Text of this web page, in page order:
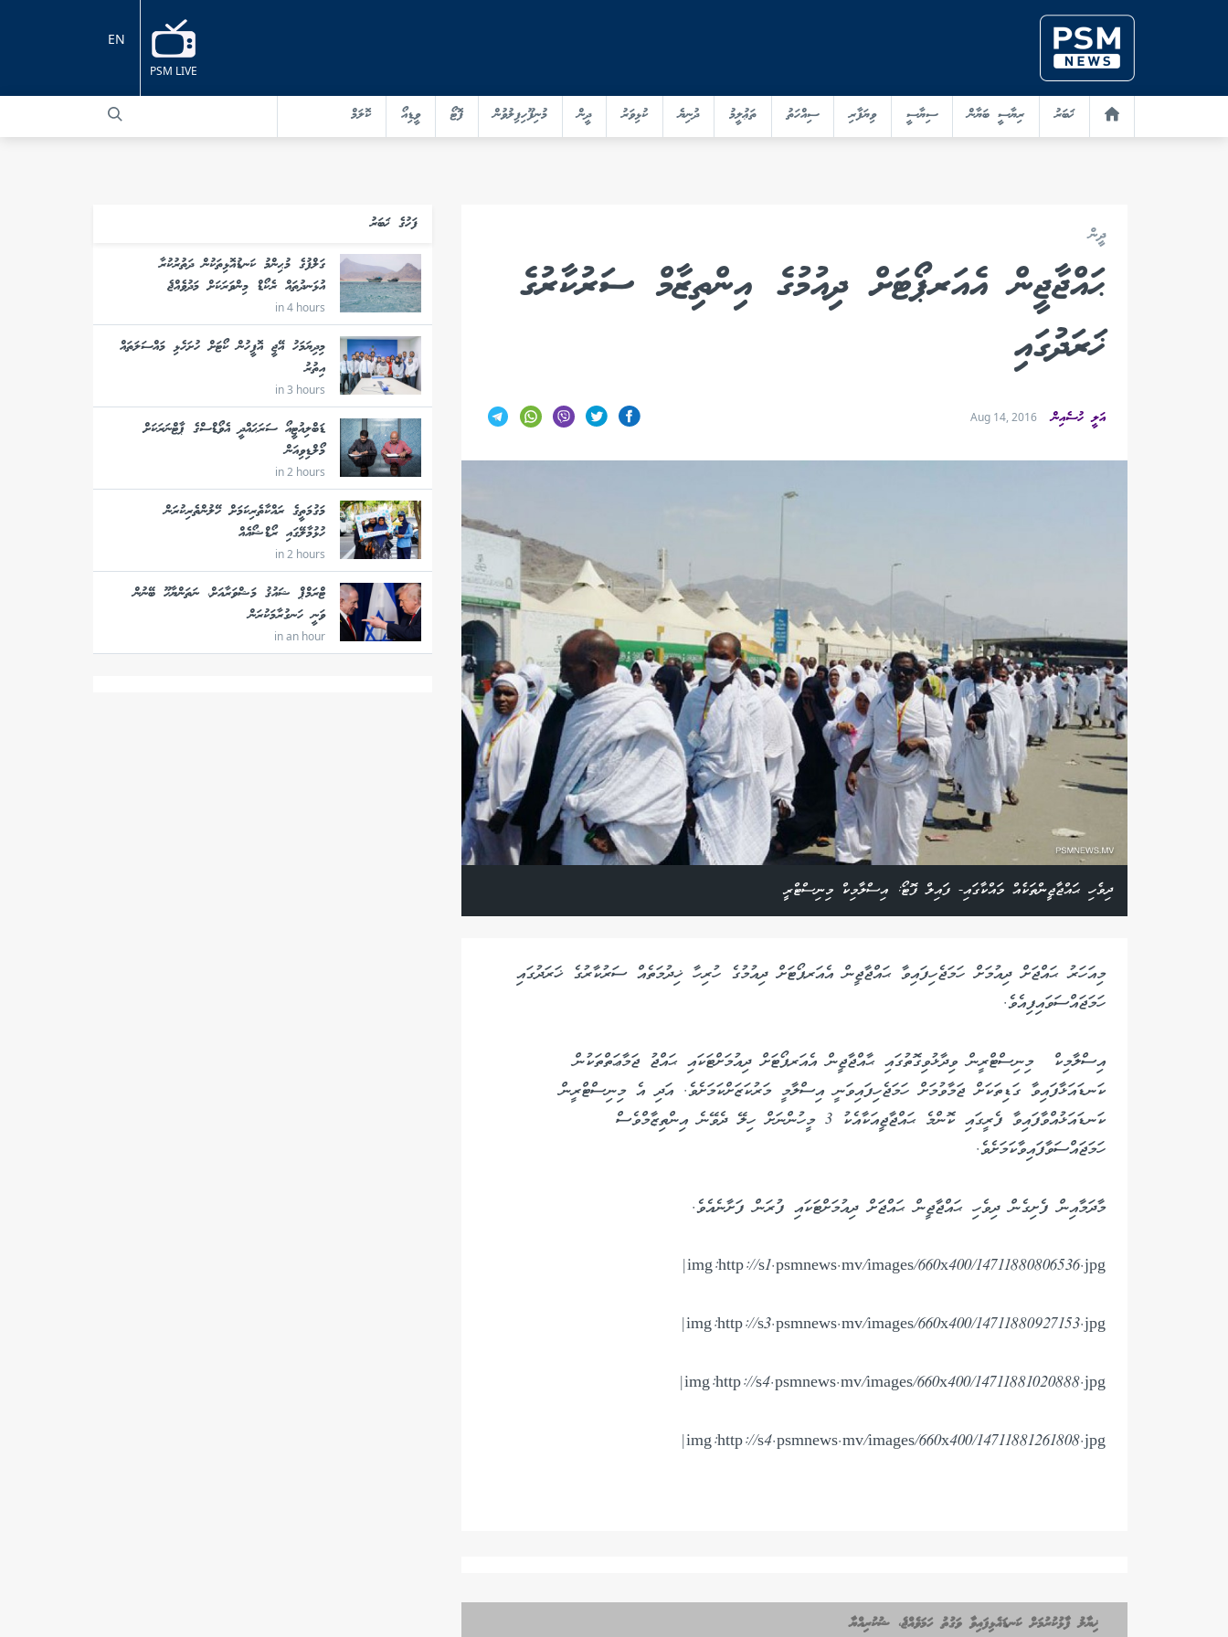
PSM LIVE
EN
ޚަބަރު ރިޔާސީ ބަޔާން ސިޔާސީ ވިޔަފާރި ސިއްހަތު ތަޢުލީމު ދުނިޔެ ކުޅިވަރު ދީން މުނިފޫހިފިލުވުން ފޮޓޯ ވީޑިއޯ ކޮލަމް
ދީން
ޙައްޖާޖީން އެއަރޕޯޓަށް ދިއުމުގެ އިންތިޒާމް ސަރުކާރުގެ
ޚަރަދުގައި
އަލީ ހުސެއިން Aug 14, 2016
ދިވެހި ޙައްޖާޖީންތަކެއް މައްކާގައި- ފައިލް ފޮޓޯ: އިސްލާމިކް މިނިސްޓްރީ
މިއަހަރު ޙައްޖަށް ދިއުމަށް ހަމަޖެހިފައިވާ ޙައްޖާޖީން އެއަރޕޯޓަށް ދިއުމުގެ ހުރިހާ ޚިދުމަތެއް ސަރުކާރުގެ ޚަރަދުގައި
ހަމަޖައްސަވައިފިއެވެ.
އިސްލާމިކް މިނިސްޓްރީން ވިދާޅުވިގޮތުގައި ޙާއްޖާޖީން އެއަރޕޯޓަށް ދިއުމަށްޓަކައި ޙައްޖު ޖަމާޢަތްތަކުން
ކަނޑައަޅާފައިވާ ގަޑިތަކަށް ޖަމާވުމަށް ހަމަޖެހިފައިވަނީ އިސްލާމީ މަރުކަޒަށްކަމަށެވެ. އަދި އެ މިނިސްޓްރީން
ކަނޑައަޅުއްވާފައިވާ ފެރީގައި ކޮންމެ ޙައްޖާޖީއަކާއެކު 3 މީހުންނަށް ހިލޭ ދެވޭނެ އިންތިޒާމްވެސް
ހަމަޖައްސަވާފައިވާކަމަށެވެ.
މާދަމާއިން ފެށިގެން ދިވެހި ޙައްޖާޖީން ޙައްޖަށް ދިއުމަށްޓަކައި ފުރަން ފަށާނެއެވެ.
img:http://s1.psmnews.mv/images/660x400/14711880806536.jpg|
img:http://s3.psmnews.mv/images/660x400/14711880927153.jpg|
img:http://s4.psmnews.mv/images/660x400/14711881020888.jpg|
img:http://s4.psmnews.mv/images/660x400/14711881261808.jpg|
ޚިޔާލު ފާޅުކުރުމަށް ކަނޑައެޅިފައިވާ ވަގުތު ހަމަވެއްޖެ، ޝުކުރިއްޔާ
ފަހުގެ ޚަބަރު
ގަލްފުގެ މުޙިންމު ކަނޑުއޮޅިތަކުން ދަތުރުކުރާ
އުޅަނދުތައް ރެކޯޑް މިންވަރަކަށް މަދުވެއްޖެ
in 4 hours
މިދިޔަމަހު އޭޖީ އޮފީހުން ކޯޓަށް ހުށަހެޅި މައްސަލަތައް
އިތުރު
in 3 hours
ޑަބްލިއުޓީއޯ ސަރަޙައްދީ އެވޯޑްސްގެ ޕާޓްނަރަކަށް
މޯލްޑިވިއަން
in 2 hours
މަގުމަތީގެ ރައްކާތެރިކަމަށް ހޭލުންތެރިކުރަން
ހުޅުމާލޭގައި ރޯޑްޝޯއެއް
in 2 hours
ޓްރަމްޕް ޝައުޤު މަޝްވަރާއަށް، ނަތަންޔާހޫ ބޭނުން
ވަނީ ހަނގުރާމަކުރަން
in an hour